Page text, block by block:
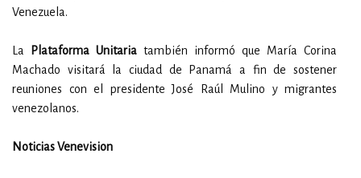
Venezuela.
La Plataforma Unitaria también informó que María Corina
Machado visitará la ciudad de Panamá a fin de sostener
reuniones con el presidente José Raúl Mulino y migrantes
venezolanos.
Noticias Venevision